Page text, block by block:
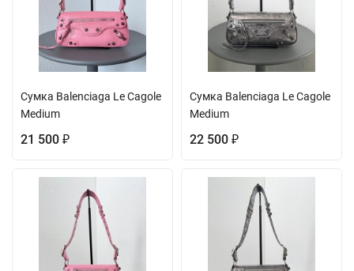
Сумка Balenciaga Le Cagole
Medium
21 500 ₽
Сумка Balenciaga Le Cagole
Medium
22 500 ₽